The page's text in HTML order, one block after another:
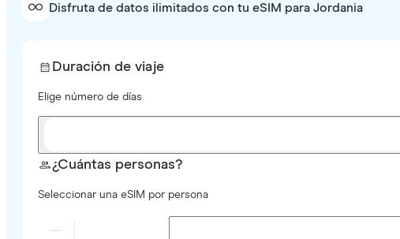
Disfruta de datos ilimitados con tu eSIM para Jordania
Duración de viaje
Elige número de días
¿Cuántas personas?
Seleccionar una eSIM por persona